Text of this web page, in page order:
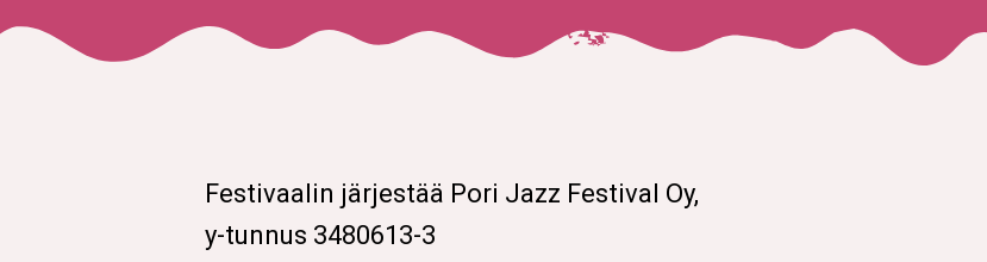
Festivaalin järjestää Pori Jazz Festival Oy,
y-tunnus 3480613-3